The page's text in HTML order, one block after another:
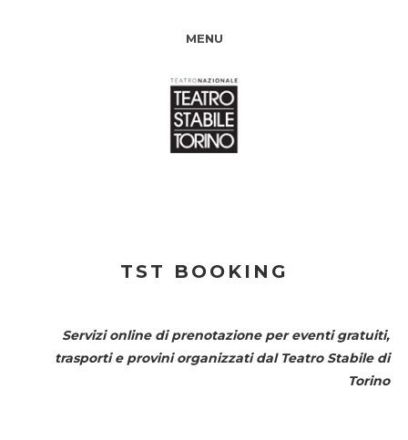
MENU
TST BOOKING
Servizi online di prenotazione per eventi gratuiti,
trasporti e provini organizzati dal Teatro Stabile di
Torino